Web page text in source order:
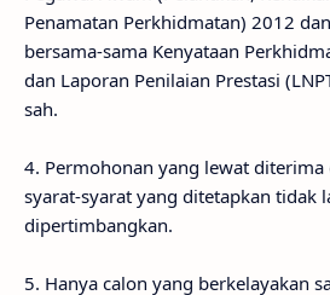
Penamatan Perkhidmatan) 2012
bersama-sama Kenyataan
dan Laporan Penilaian Prestasi
sah.
4. Permohonan yang lewat
syarat-syarat yang ditetapkan tidak
dipertimbangkan.
5. Hanya calon yang berkelayakan